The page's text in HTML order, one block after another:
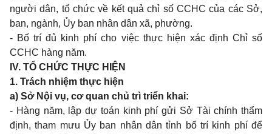
người dân, tổ chức về kết quả chỉ số CCHC của các Sở,
ban, ngành, Ủy ban nhân dân xã, phường.
- Bố trí đủ kinh phí cho việc thực hiện xác định Chỉ số
CCHC hàng năm.
IV. TỔ CHỨC THỰC HIỆN
1. Trách nhiệm thực hiện
a) Sở Nội vụ, cơ quan chủ trì triển khai:
- Hàng năm, lập dự toán kinh phí gửi Sở Tài chính thẩm
định, tham mưu Ủy ban nhân dân tỉnh bố trí kinh phí để